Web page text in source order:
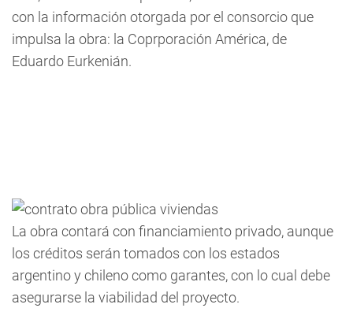
con la información otorgada por el consorcio que
impulsa la obra: la Coprporación América, de
Eduardo Eurkenián.
La obra contará con financiamiento privado, aunque
los créditos serán tomados con los estados
argentino y chileno como garantes, con lo cual debe
asegurarse la viabilidad del proyecto.